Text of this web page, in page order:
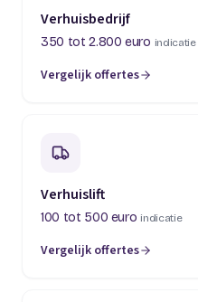
Verhuisbedrijf
350 tot 2.800 euro indicatie
Vergelijk offertes
(opent in een nieuw tabblad)
Verhuislift
100 tot 500 euro indicatie
Vergelijk offertes
(opent in een nieuw tabblad)